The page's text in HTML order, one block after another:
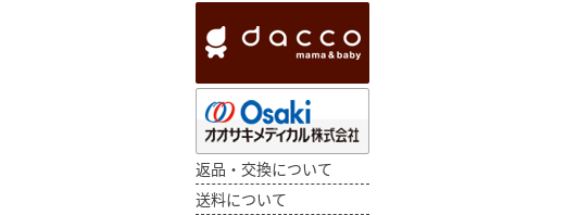
返品・交換について
送料について